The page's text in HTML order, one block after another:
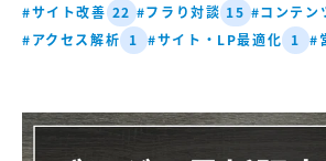
#サイト改善 22 #フラり対談 15 #コンテン
#アクセス解析 1 #サイト・LP最適化 1 #